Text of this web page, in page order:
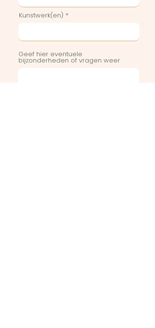
Kunstwerk(en)
Geef hier eventuele
bijzonderheden of vragen weer